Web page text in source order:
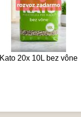
Kato 20x 10L bez vône